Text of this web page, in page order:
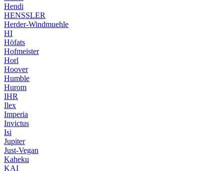
Hendi
HENSSLER
Herder-Windmuehle
HI
Höfats
Hofmeister
Horl
Hoover
Humble
Hurom
IHR
Ilex
Imperia
Invictus
Isi
Jupiter
Just-Vegan
Kaheku
KAI